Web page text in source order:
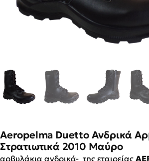
Aeropelma Duetto Ανδρικά
Στρατιωτικά 2010 Μαύρο
αρβυλάκια ανδρικά- της εταιρείας